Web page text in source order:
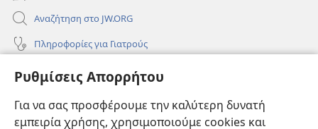
Ρυθμίσεις Απορρήτου
Για να σας προσφέρουμε την καλύτερη δυνατή
εμπειρία χρήσης, χρησιμοποιούμε cookies και
Αναζήτηση στο JW.ORG
Πληροφορίες για Γιατρούς
Πληροφορίες για Επίσημους Φορείς και ΜΜΕ